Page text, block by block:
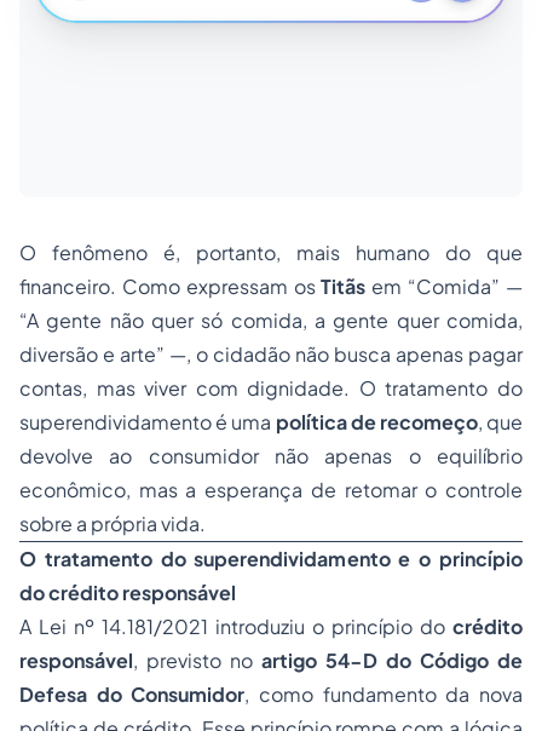
O fenômeno é, portanto, mais humano do que
financeiro. Como expressam osTitãs em “Comida” —
“A gente não quer só comida, a gente quer comida,
diversão e arte” —, o cidadão não busca apenas pagar
contas, mas viver com dignidade. O tratamento do
superendividamento é uma política de recomeço, que
devolve ao consumidor não apenas o equilíbrio
econômico, mas a esperança de retomar o controle
sobre a própria vida.
O tratamento do superendividamento e o princípio
do crédito responsável
A Lei nº 14.181/2021 introduziu o princípio do crédito
responsável, previsto no artigo 54-D do Código de
Defesa do Consumidor, como fundamento da nova